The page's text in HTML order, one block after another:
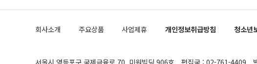
회사소개 주요상품 사업제휴 개인정보취급방침 청소년
서울시 영등포구 국제금융로 70, 미원빌딩 906호 편집국 : 02-761-4409